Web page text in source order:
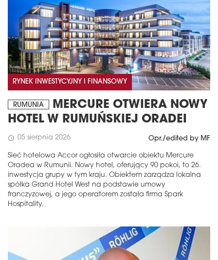
RYNEK INWESTYCYJNY I FINANSOWY
RUMUNIA
MERCURE OTWIERA NOWY
HOTEL W RUMUŃSKIEJ ORADEI
schedule 05 sierpnia 2026 Opr./edited by MF
Sieć hotelowa Accor ogłosiła otwarcie obiektu Mercure
Oradea w Rumunii. Nowy hotel, oferujący 90 pokoi, to 26.
inwestycja grupy w tym kraju. Obiektem zarządza lokalna
spółka Grand Hotel West na podstawie umowy
franczyzowej, a jego operatorem została firma Spark
Hospitality.